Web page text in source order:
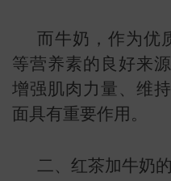
而牛奶，作为优
等营养素的良好来
增强肌肉力量、维
面具有重要作用。
二、红茶加牛奶